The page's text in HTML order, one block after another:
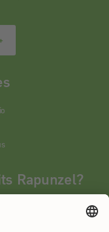
Rapunzel?
uniquement dans les